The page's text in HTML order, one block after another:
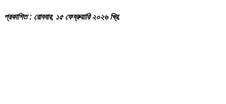
প্রকাশিত : রোববার, ১৫ ফেব্রুয়ারি ২০২৬ খ্রি.